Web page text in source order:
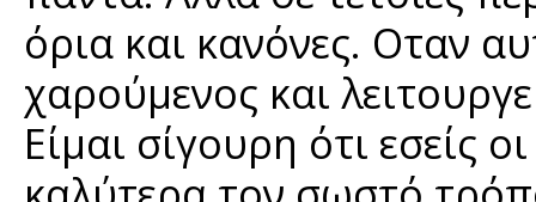
όρια και κανόνες. Οταν
χαρούμενος και
Είμαι σίγουρη ότι εσείς